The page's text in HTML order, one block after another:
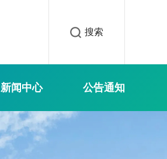
搜索
新闻中心 公告通知